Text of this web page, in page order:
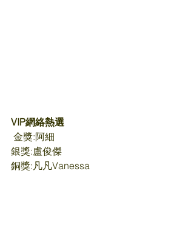
VIP網絡熱選
金獎:阿細
銀獎:盧俊傑
銅獎:凡凡Vanessa